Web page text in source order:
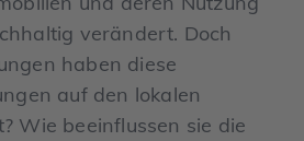
verändert. Doch
haben diese
auf den lokalen
Wie beeinflussen sie die